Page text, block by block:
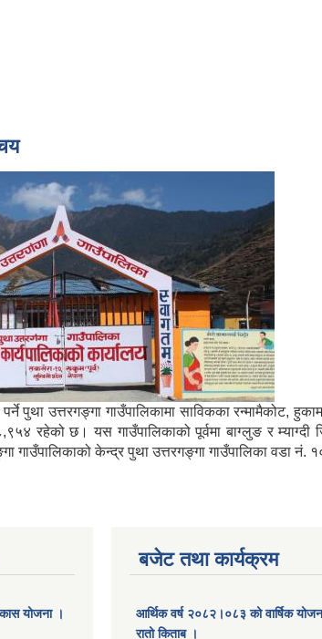
पर्ने पुथा उत्तरगङ्गा गाउँपालिकामा साविकका
रहेको छ। यस गाउँपालिकाको पूर्वमा बाग्लुङ र म्याग्दी
गाउँपालिकाको केन्द्र पुथा उत्तरगङ्गा गाउँपालिका वडा नं.
योजना ।
बजेट तथा कार्यक्रम
आर्थिक वर्ष २०८२।०८३ को वार्षिक
रातो किताब ।